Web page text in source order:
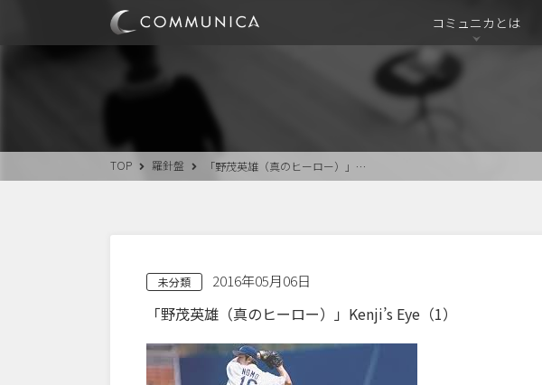
コミュニカとは
TOP 羅針盤 「野茂英雄（真のヒーロー）」…
未分類 2016年05月06日
「野茂英雄（真のヒーロー）」Kenji’s Eye（1）